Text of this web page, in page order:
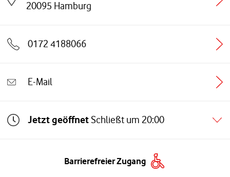
20095 Hamburg
Link öffnet in einem neuen Tab
0172 4188066
E-Mail
Jetzt geöffnet Schließt um 20:00
Barrierefreier Zugang